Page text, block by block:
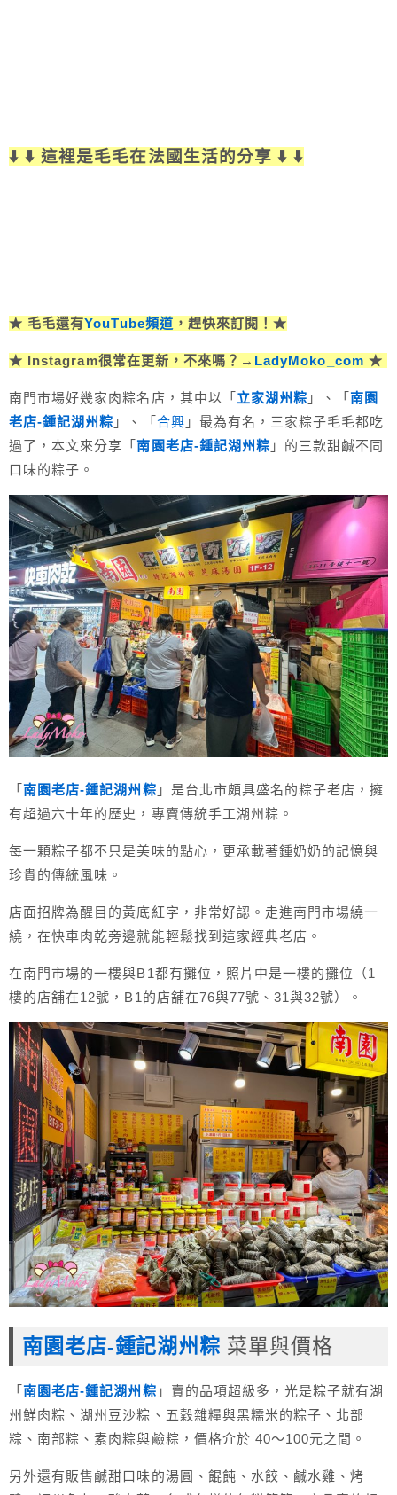
⬇️ ⬇️ 這裡是毛毛在法國生活的分享 ⬇️ ⬇️
★ 毛毛還有YouTube頻道 ，趕快來訂閱！★
★ Instagram很常在更新，不來嗎？→ LadyMoko_com ★
南門市場好幾家肉粽名店，其中以「 立家湖州粽 」、「南園
老店-鍾記湖州粽 」、「 合興 」最為有名，三家粽子毛毛都吃
過了，本文來分享「南園老店-鍾記湖州粽 」的三款甜鹹不同
口味的粽子。
「南園老店-鍾記湖州粽 」是台北市頗具盛名的粽子老店，擁
有超過六十年的歷史，專賣傳統手工湖州粽。
每一顆粽子都不只是美味的點心，更承載著鍾奶奶的記憶與
珍貴的傳統風味。
店面招牌為醒目的黃底紅字，非常好認。走進南門市場繞一
繞，在快車肉乾旁邊就能輕鬆找到這家經典老店。
在南門市場的一樓與B1都有攤位，照片中是一樓的攤位（1
樓的店舖在12號，B1的店舖在76與77號、31與32號）。
南園老店-鍾記湖州粽 菜單與價格
「南園老店-鍾記湖州粽 」賣的品項超級多，光是粽子就有湖
州鮮肉粽、湖州豆沙粽、五穀雜糧與黑糯米的粽子、北部
粽、南部粽、素肉粽與鹼粽，價格介於 40～100元之間。
另外還有販售鹹甜口味的湯圓、餛飩、水餃、鹹水雞、烤